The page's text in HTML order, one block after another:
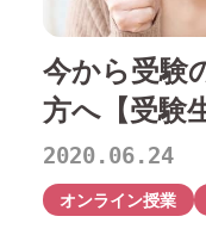
今から受験
方へ【受験
2020.06.24
オンライン授業